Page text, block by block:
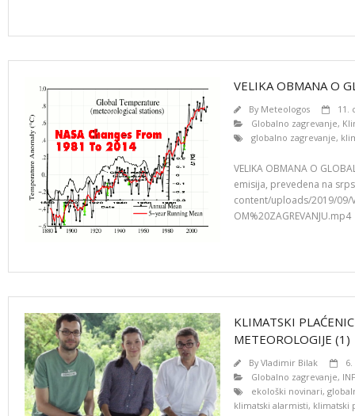
VELIKA OBMANA O
By Meteologos
11.
Globalno zagrevanje,
globalno zagrevanje,
VELIKA OBMANA O
emisija, prevedena na
content/uploads/2019/09/
KLIMATSKI
METEOROLOGIJE (1)
ByVladimir Bilak
Globalno zagrevanje,
ekološki novinari,
klimatski alarmisti, klimatski